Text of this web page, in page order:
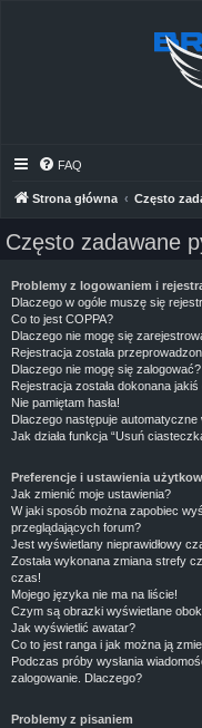
FAQ
Strona główna Często
Często zadawane
Problemy z logowaniem i
Dlaczego w ogóle muszę się
Co to jest COPPA?
Dlaczego nie mogę się
Rejestracja została
Dlaczego nie mogę się zalogować?
Rejestracja została dokonana
Nie pamiętam hasła!
Dlaczego następuje automatyczne
Jak działa funkcja “Usuń
Preferencje i ustawienia
Jak zmienić moje ustawienia?
W jaki sposób można zapobiec
przeglądających forum?
Jest wyświetlany nieprawidłowy
Została wykonana zmiana strefy
czas!
Mojego języka nie ma na liście!
Czym są obrazki wyświetlane
Jak wyświetlić awatar?
Co to jest ranga i jak można ją
Podczas próby wysłania
zalogowanie. Dlaczego?
Problemy z pisaniem